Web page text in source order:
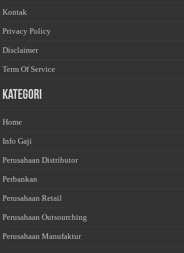
Kontak
Privacy Policy
Disclaimer
Term Of Service
Kategori
Home
Info Gaji
Perusahaan Distributor
Perbankan
Perusahaan Retail
Perusahaan Outsourching
Perusahaan Manufaktur